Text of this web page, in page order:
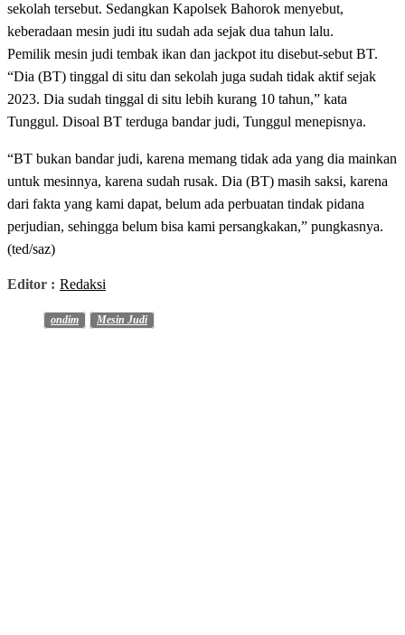
sekolah tersebut. Sedangkan Kapolsek Bahorok menyebut,
keberadaan mesin judi itu sudah ada sejak dua tahun lalu.
Pemilik mesin judi tembak ikan dan jackpot itu disebut-sebut BT.
“Dia (BT) tinggal di situ dan sekolah juga sudah tidak aktif sejak
2023. Dia sudah tinggal di situ lebih kurang 10 tahun,” kata
Tunggul. Disoal BT terduga bandar judi, Tunggul menepisnya.
“BT bukan bandar judi, karena memang tidak ada yang dia mainkan
untuk mesinnya, karena sudah rusak. Dia (BT) masih saksi, karena
dari fakta yang kami dapat, belum ada perbuatan tindak pidana
perjudian, sehingga belum bisa kami persangkakan,” pungkasnya.
(ted/saz)
Editor : Redaksi
ondim Mesin Judi